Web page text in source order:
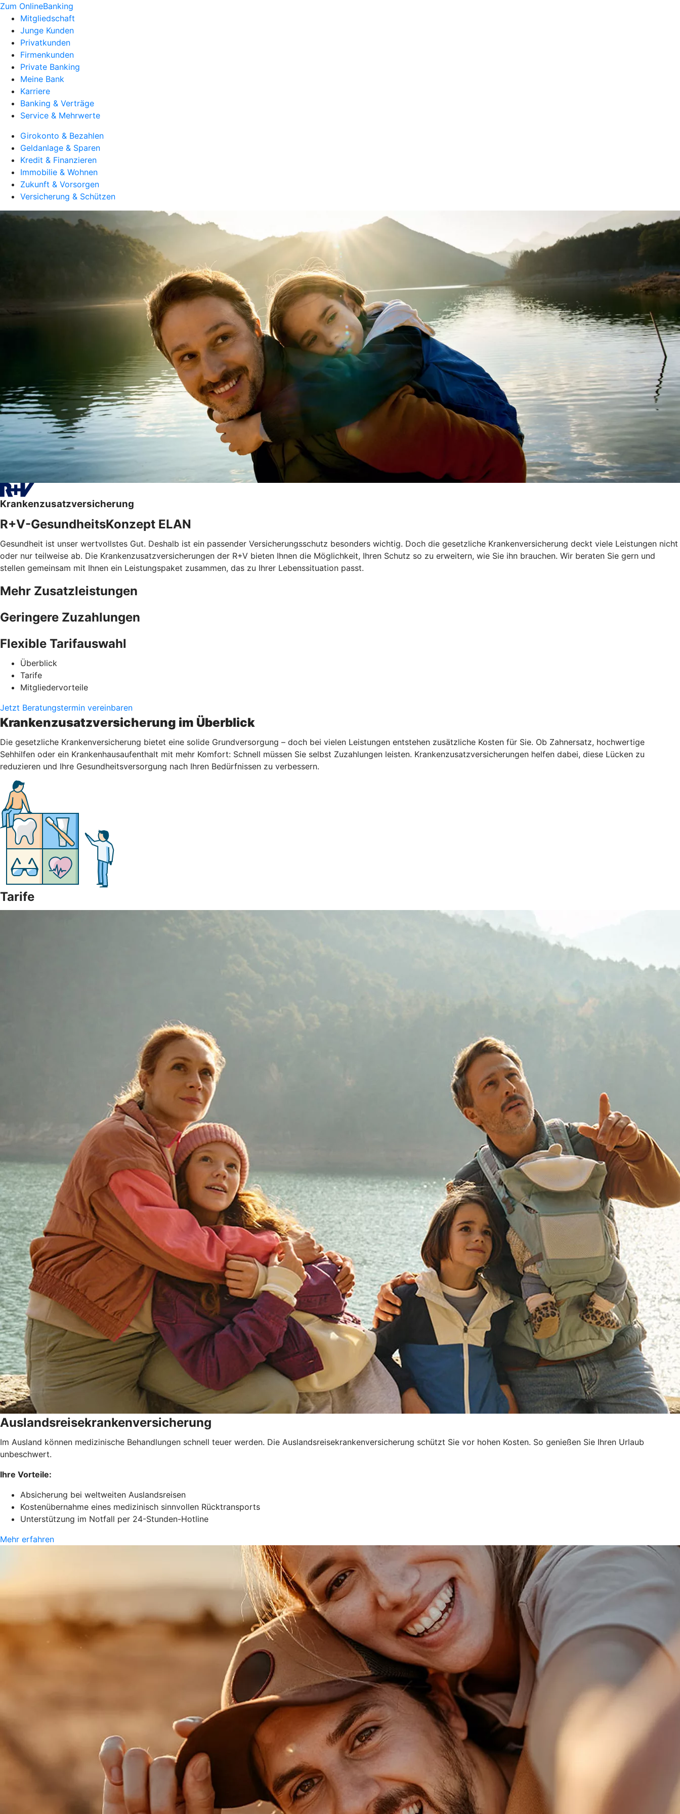
Zum OnlineBanking
Mitgliedschaft
Junge Kunden
Privatkunden
Firmenkunden
Private Banking
Meine Bank
Karriere
Banking & Verträge
Service & Mehrwerte
Girokonto & Bezahlen
Geldanlage & Sparen
Kredit & Finanzieren
Immobilie & Wohnen
Zukunft & Vorsorgen
Versicherung & Schützen
Krankenzusatzversicherung
R+V-GesundheitsKonzept ELAN
Gesundheit ist unser wertvollstes Gut. Deshalb ist ein passender Versicherungsschutz besonders wichtig. Doch die gesetzliche Krankenversicherung deckt viele Leistungen nicht
oder nur teilweise ab. Die Krankenzusatzversicherungen der R+V bieten Ihnen die Möglichkeit, Ihren Schutz so zu erweitern, wie Sie ihn brauchen. Wir beraten Sie gern und
stellen gemeinsam mit Ihnen ein Leistungspaket zusammen, das zu Ihrer Lebenssituation passt.
Mehr Zusatzleistungen
Geringere Zuzahlungen
Flexible Tarifauswahl
Überblick
Tarife
Mitgliedervorteile
Jetzt Beratungstermin vereinbaren
Krankenzusatzversicherung im Überblick
Die gesetzliche Krankenversicherung bietet eine solide Grundversorgung – doch bei vielen Leistungen entstehen zusätzliche Kosten für Sie. Ob Zahnersatz, hochwertige
Sehhilfen oder ein Krankenhausaufenthalt mit mehr Komfort: Schnell müssen Sie selbst Zuzahlungen leisten. Krankenzusatzversicherungen helfen dabei, diese Lücken zu
reduzieren und Ihre Gesundheitsversorgung nach Ihren Bedürfnissen zu verbessern.
Tarife
Auslandsreisekrankenversicherung
Im Ausland können medizinische Behandlungen schnell teuer werden. Die Auslandsreisekrankenversicherung schützt Sie vor hohen Kosten. So genießen Sie Ihren Urlaub
unbeschwert.
Ihre Vorteile:
Absicherung bei weltweiten Auslandsreisen
Kostenübernahme eines medizinisch sinnvollen Rücktransports
Unterstützung im Notfall per 24-Stunden-Hotline
Mehr erfahren